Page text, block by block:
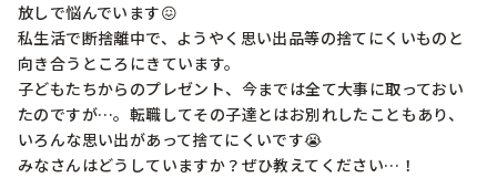
放しで悩んでいます😖
私生活で断捨離中で、ようやく思い出品等の捨てにくいものと
向き合うところにきています。
子どもたちからのプレゼント、今までは全て大事に取っておい
たのですが…。転職してその子達とはお別れしたこともあり、
いろんな思い出があって捨てにくいです😭
みなさんはどうしていますか？ぜひ教えてください…！